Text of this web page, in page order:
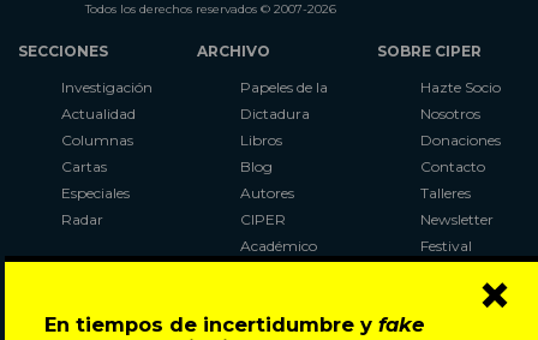
En tiempos de incertidumbre y fake
×
Todos los derechos reservados © 2007-2026
SECCIONES
Investigación
Actualidad
Columnas
Cartas
Especiales
Radar
ARCHIVO
Papeles de la
Dictadura
Libros
Blog
Autores
CIPER
Académico
Al Plebiscito
SOBRE CIPER
Hazte Socio
Nosotros
Donaciones
Contacto
Talleres
Newsletter
Festival